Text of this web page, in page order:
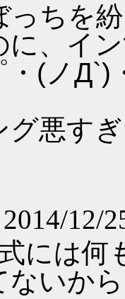
っちを
に、イ
・(ノД`)
悪すぎ
2014/12/
には何
ないか